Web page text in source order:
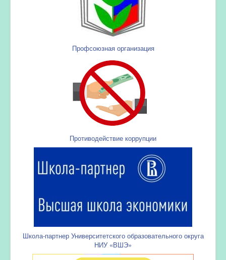
Профсоюзная организация
Противодействие коррупции
Школа-партнер Университетского образовательного округа
НИУ «ВШЭ»